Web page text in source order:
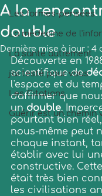
Les formes-pensées
La médecine de
La santé autrement
j'ai testé pour vous
Les Citations
Guérir est un chemin
A la
double
Dernière mise à jour :4
Découverte en
scientifique de
l'espace et du
d'affirmer que
un double.
pourtant bien
nous-même peut
chaque instant,
établir avec lui
constructive.
était très bien
les civilisations